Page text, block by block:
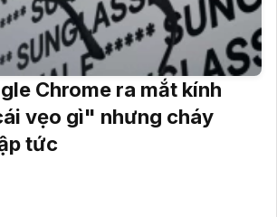
Chrome ra mắt kính
vẹo gì" nhưng cháy
tức